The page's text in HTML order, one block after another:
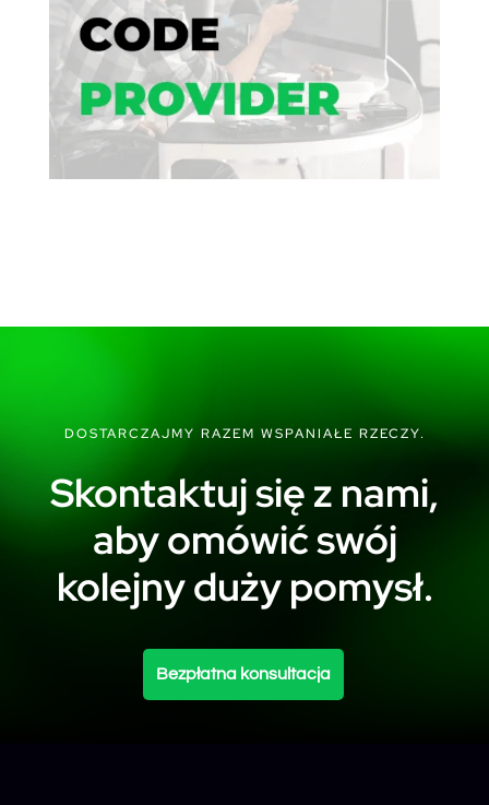
DOSTARCZAJMY RAZEM WSPANIAŁE RZECZY.
Skontaktuj się z nami,
aby omówić swój
kolejny duży pomysł.
Bezpłatna konsultacja